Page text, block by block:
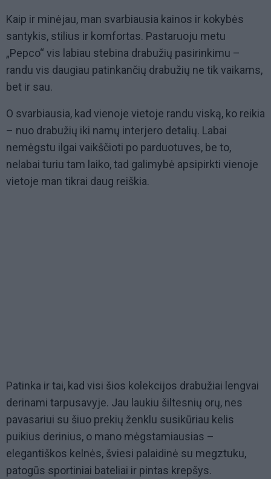
Kaip ir minėjau, man svarbiausia kainos ir kokybės
santykis, stilius ir komfortas. Pastaruoju metu
„Pepco“ vis labiau stebina drabužių pasirinkimu –
randu vis daugiau patinkančių drabužių ne tik vaikams,
bet ir sau.
O svarbiausia, kad vienoje vietoje randu viską, ko reikia
– nuo drabužių iki namų interjero detalių. Labai
nemėgstu ilgai vaikščioti po parduotuves, be to,
nelabai turiu tam laiko, tad galimybė apsipirkti vienoje
vietoje man tikrai daug reiškia.
Patinka ir tai, kad visi šios kolekcijos drabužiai lengvai
derinami tarpusavyje. Jau laukiu šiltesnių orų, nes
pavasariui su šiuo prekių ženklu susikūriau kelis
puikius derinius, o mano mėgstamiausias –
elegantiškos kelnės, šviesi palaidinė su megztuku,
patogūs sportiniai bateliai ir pintas krepšys.